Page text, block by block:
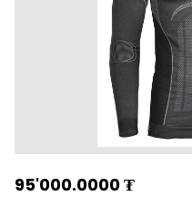
95'000.0000₮